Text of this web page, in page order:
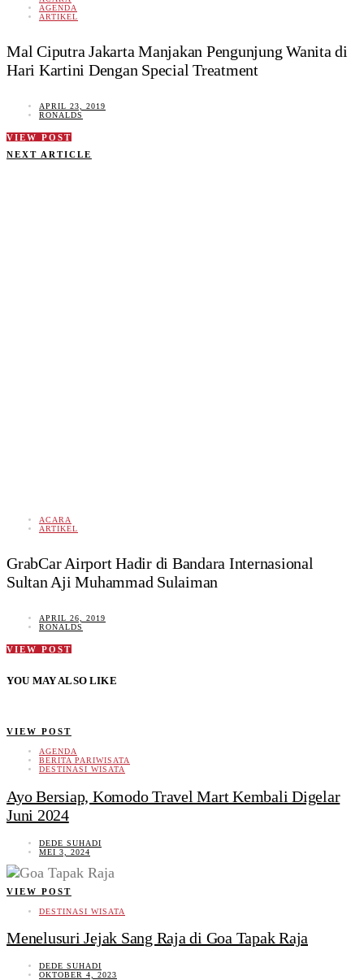
AGENDA
ARTIKEL
Mal Ciputra Jakarta Manjakan Pengunjung Wanita di
Hari Kartini Dengan Special Treatment
APRIL 23, 2019
RONALDS
VIEW POST
NEXT ARTICLE
ACARA
ARTIKEL
GrabCar Airport Hadir di Bandara Internasional
Sultan Aji Muhammad Sulaiman
APRIL 26, 2019
RONALDS
VIEW POST
YOU MAY ALSO LIKE
VIEW POST
AGENDA
BERITA PARIWISATA
DESTINASI WISATA
Ayo Bersiap, Komodo Travel Mart Kembali Digelar
Juni 2024
DEDE SUHADI
MEI 3, 2024
VIEW POST
DESTINASI WISATA
Menelusuri Jejak Sang Raja di Goa Tapak Raja
DEDE SUHADI
OKTOBER 4, 2023